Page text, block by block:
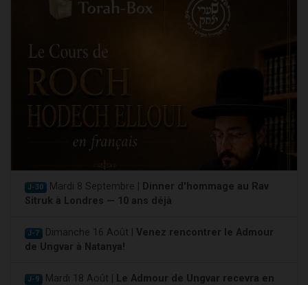
J-30 Mardi 8 Septembre |
Dinner d'hommage au Rav
Sitruk à Londres — 10 ans déjà
J-7 Dimanche 16 Août | Venez rencontrer le Admour
de Ungvar à Natanya!
J-9 Mardi 18 Août |
Le Admour de Ungvar recevra en